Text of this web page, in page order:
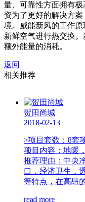
量、可靠性方面拥有
资为了更好的解决方
境。威能新风的工作
新鲜空气进行热交换
额外能量的消耗。
返回
相关推荐
贺田尚城
2018-02-13
>项目套数：8套
项目内容：地暖
推荐理由：中央
口，经济卫生，
等特点，在高昂
read more